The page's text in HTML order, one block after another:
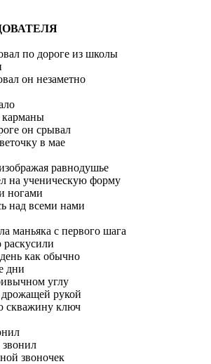
по дороге из школы
он незаметно
карманы
он срывал
в мае
равнодушье
на ученическую форму
ногами
над всеми нами
маньяка с первого шага
раскусили
как обычно
дни
углу
рукой
скважину ключ
звоночек